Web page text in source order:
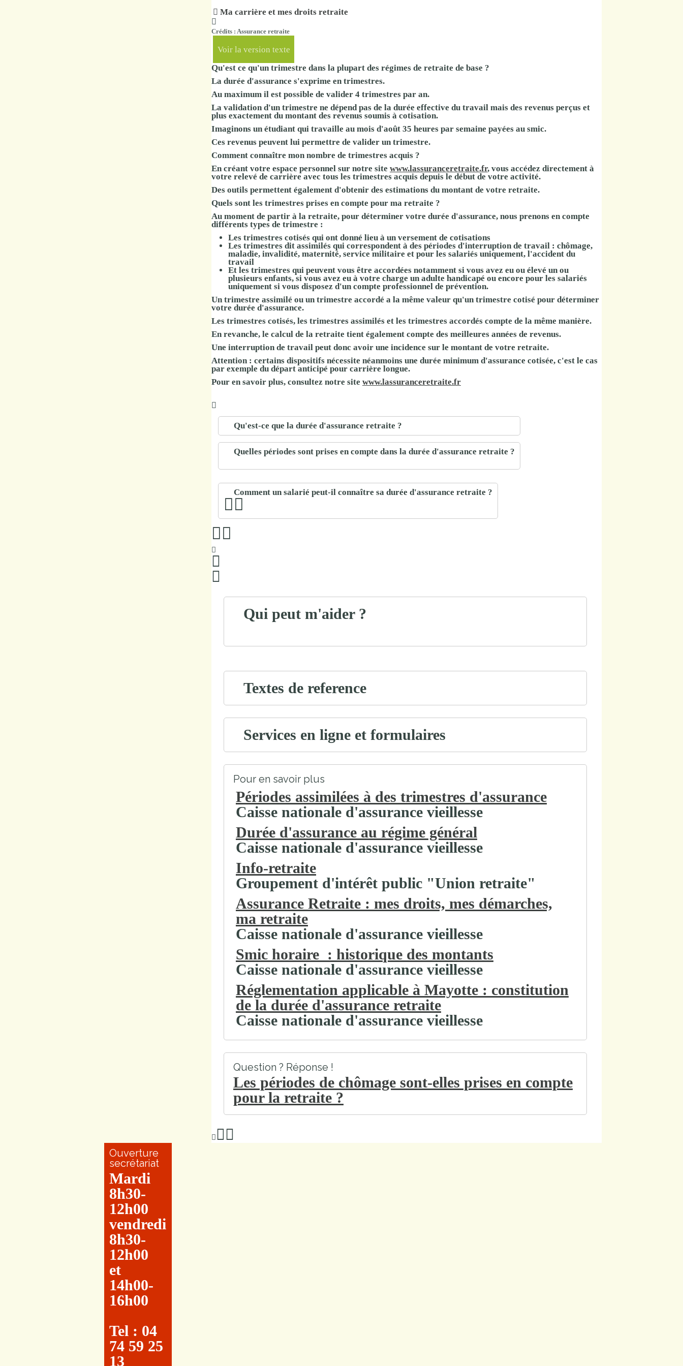
publics
Établissements
scolaires
s'amuser
Ma carrière et mes droits retraite
Crédits : Assurance retraite
Voir la version texte
Qu'est ce qu'un trimestre dans la plupart des régimes de retraite de base ?
La durée d'assurance s'exprime en trimestres.
Au maximum il est possible de valider 4 trimestres par an.
La validation d'un trimestre ne dépend pas de la durée effective du travail mais des revenus perçus et
plus exactement du montant des revenus soumis à cotisation.
Imaginons un étudiant qui travaille au mois d'août 35 heures par semaine payées au smic.
Ces revenus peuvent lui permettre de valider un trimestre.
Comment connaître mon nombre de trimestres acquis ?
En créant votre espace personnel sur notre site www.lassuranceretraite.fr, vous accédez directement à
votre relevé de carrière avec tous les trimestres acquis depuis le début de votre activité.
Des outils permettent également d'obtenir des estimations du montant de votre retraite.
Quels sont les trimestres prises en compte pour ma retraite ?
Au moment de partir à la retraite, pour déterminer votre durée d'assurance, nous prenons en compte
différents types de trimestre :
Les trimestres cotisés qui ont donné lieu à un versement de cotisations
Les trimestres dit assimilés qui correspondent à des périodes d'interruption de travail : chômage,
maladie, invalidité, maternité, service militaire et pour les salariés uniquement, l'accident du
travail
Et les trimestres qui peuvent vous être accordées notamment si vous avez eu ou élevé un ou
plusieurs enfants, si vous avez eu à votre charge un adulte handicapé ou encore pour les salariés
uniquement si vous disposez d'un compte professionnel de prévention.
Un trimestre assimilé ou un trimestre accordé a la même valeur qu'un trimestre cotisé pour déterminer
votre durée d'assurance.
Les trimestres cotisés, les trimestres assimilés et les trimestres accordés compte de la même manière.
En revanche, le calcul de la retraite tient également compte des meilleures années de revenus.
Une interruption de travail peut donc avoir une incidence sur le montant de votre retraite.
Attention : certains dispositifs nécessite néanmoins une durée minimum d'assurance cotisée, c'est le cas
par exemple du départ anticipé pour carrière longue.
Pour en savoir plus, consultez notre site www.lassuranceretraite.fr
Qu'est-ce que la durée d'assurance retraite ?
Quelles périodes sont prises en compte dans la durée d'assurance retraite ?
Comment un salarié peut-il connaître sa durée d'assurance retraite ?
Qui peut m'aider ?
Textes de reference
Services en ligne et formulaires
Pour en savoir plus
Périodes assimilées à des trimestres d'assurance
Caisse nationale d'assurance vieillesse
Durée d'assurance au régime général
Caisse nationale d'assurance vieillesse
Info-retraite
Groupement d'intérêt public "Union retraite"
Assurance Retraite : mes droits, mes démarches,
ma retraite
Caisse nationale d'assurance vieillesse
Smic horaire : historique des montants
Caisse nationale d'assurance vieillesse
Réglementation applicable à Mayotte : constitution
de la durée d'assurance retraite
Caisse nationale d'assurance vieillesse
Question ? Réponse !
Les périodes de chômage sont-elles prises en compte
pour la retraite ?
Ouverture
secrétariat
Mardi
8h30-
12h00
vendredi
8h30-
12h00
et
14h00-
16h00
Tel : 04
74 59 25
13